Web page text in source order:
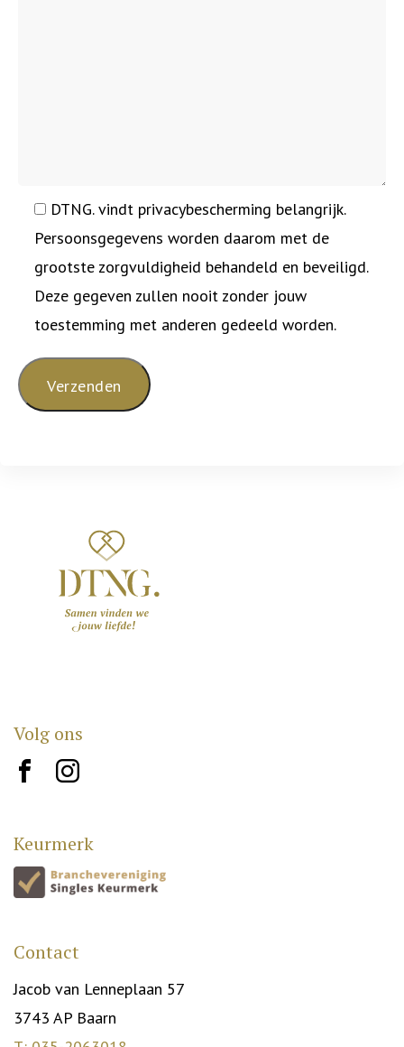
DTNG. vindt privacybescherming belangrijk.
Persoonsgegevens worden daarom met de
grootste zorgvuldigheid behandeld en beveiligd.
Deze gegeven zullen nooit zonder jouw
toestemming met anderen gedeeld worden.
Volg ons
brand10 brand12
Keurmerk
Contact
Jacob van Lenneplaan 57
3743 AP Baarn